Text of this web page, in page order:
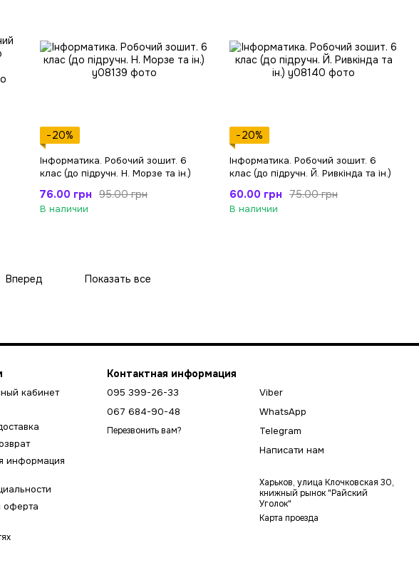
−20%
Інформатика. Робочий зошит. 6
клас (до підручн. Н. Морзе та ін.)
95.00 грн
76.00 грн
В наличии
−20%
Інформатика. Робочий зошит. 6
клас (до підручн. Й. Ривкінда та ін.)
75.00 грн
60.00 грн
В наличии
Вперед Показать все
кабинет
информация
оферта
Контактная информация
095 399-26-33
067 684-90-48
Перезвонить вам?
Viber
WhatsApp
Telegram
Написати нам
Харьков, улица Клочковская 30,
книжный рынок "Райский
Уголок"
Карта проезда